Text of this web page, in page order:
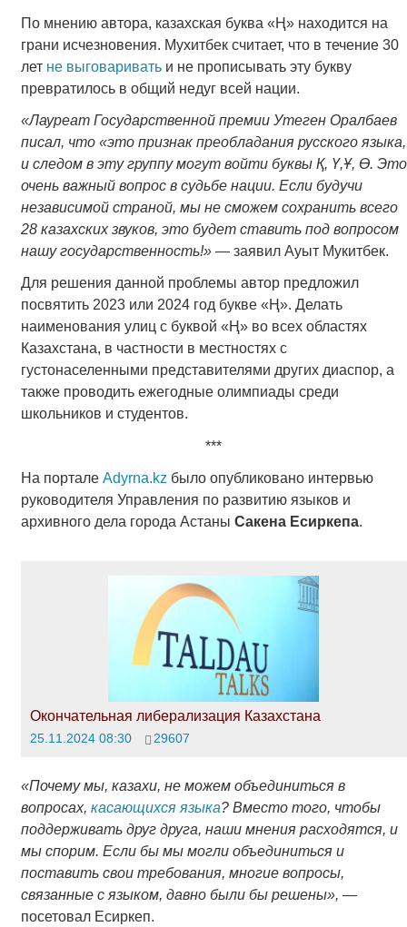
По мнению автора, казахская буква «Ң» находится на
грани исчезновения. Мухитбек считает, что в течение 30
лет не выговариватьи не прописывать эту букву
превратилось в общий недуг всей нации.
«Лауреат Государственной премии Утеген Оралбаев
писал, что «это признак преобладания русского языка,
и следом в эту группу могут войти буквы Қ, Ү,Ұ, Ө. Это
очень важный вопрос в судьбе нации. Если будучи
независимой страной, мы не сможем сохранить всего
28 казахских звуков, это будет ставить под вопросом
нашу государственность!»― заявил Ауыт Мукитбек.
Для решения данной проблемы автор предложил
посвятить 2023 или 2024 год букве «Ң». Делать
наименования улиц с буквой «Ң» во всех областях
Казахстана, в частности в местностях с
густонаселенными представителями других диаспор, а
также проводить ежегодные олимпиады среди
школьников и студентов.
***
На портале Adyrna.kz было опубликовано интервью
руководителя Управления по развитию языков и
архивного дела города Астаны Сакена Есиркепа.
Окончательная либерализация Казахстана
25.11.2024 08:30 29607
«Почему мы, казахи, не можем объединиться в
вопросах, касающихся языка? Вместо того, чтобы
поддерживать друг друга, наши мнения расходятся, и
мы спорим. Если бы мы могли объединиться и
поставить свои требования, многие вопросы,
связанные с языком, давно были бы решены», ―
посетовал Есиркеп.